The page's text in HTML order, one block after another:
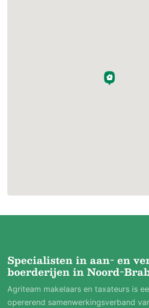
Specialisten in aan- en
boerderijen in Noord-
Agriteam makelaars en taxateurs is
opererend samenwerkingsverband